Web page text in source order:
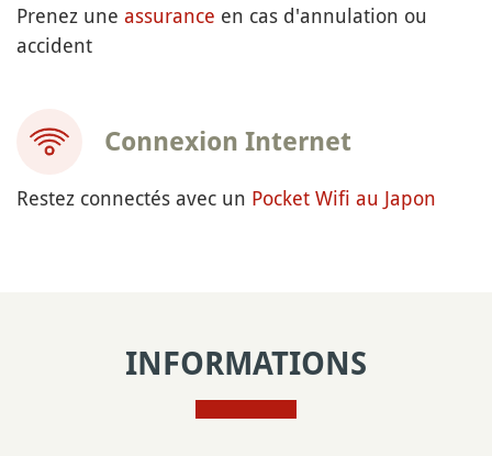
Prenez une assurance en cas d'annulation ou
accident
Connexion Internet
Restez connectés avec un Pocket Wifi au Japon
INFORMATIONS